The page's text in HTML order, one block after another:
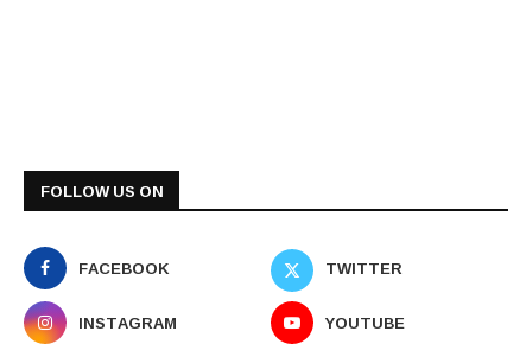
FOLLOW US ON
FACEBOOK
TWITTER
INSTAGRAM
YOUTUBE